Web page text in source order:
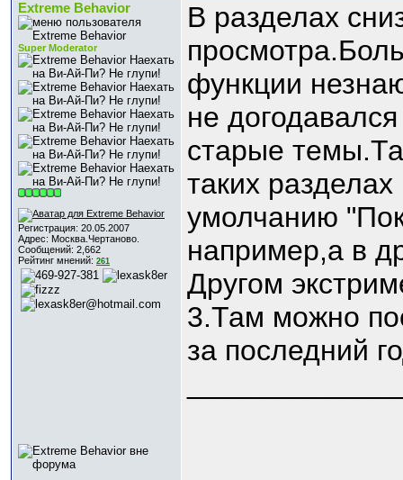
Extreme Behavior
Super Moderator
Регистрация: 20.05.2007
Адрес: Москва.Чертаново.
Сообщений: 2,662
Рейтинг мнений: 261
В разделах
функции
не
старые
таких
умолчанию
например,а в
Другом
3.Там можно
за последний